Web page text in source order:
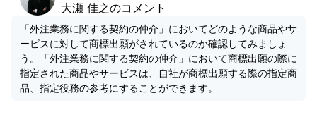
大瀬 佳之のコメント
「外注業務に関する契約の仲介」においてどのような商品やサ
ービスに対して商標出願がされているのか確認してみましょ
う。「外注業務に関する契約の仲介」において商標出願の際に
指定された商品やサービスは、自社が商標出願する際の指定商
品、指定役務の参考にすることができます。